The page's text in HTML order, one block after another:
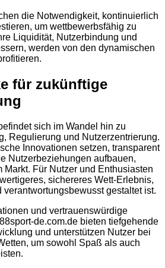
die Notwendigkeit, kontinuierlich
um wettbewerbsfähig zu
Liquidität, Nutzerbindung und
werden von den dynamischen
für zukünftige
sich im Wandel hin zu
Regulierung und Nutzerzentrierung.
Innovationen setzen, transparent
Nutzerbeziehungen aufbauen,
Für Nutzer und Enthusiasten
sichereres Wett-Erlebnis,
gestaltet ist.
und vertrauenswürdige
de.com.de bieten tiefgehende
und unterstützen Nutzer bei
um sowohl Spaß als auch